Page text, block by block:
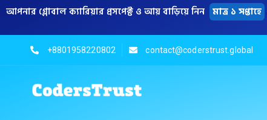
আপনার গ্লোবাল ক্যারিয়ার প্রসপেক্ট ও আয় বাড়িয়ে নিন মাত্র ১ সপ্তাহে
+8801958220802 contact@coderstrust.global